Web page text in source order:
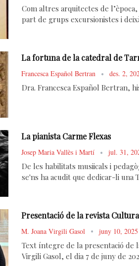
Com altres arquitectes de
part de grups excursionistes i
La fortuna de la catedral de
Francesca Español Bertran des. 2,
Dra. Francesca Español Bertran,
La pianista Carme Flexas
Josep Maria Vallès i Martí jul. 31,
De les habilitats musiicals i
se'ns ha acudit que dedicar-li una
Presentació de la revista
M. Joana Virgili Gasol juny 10, 2025
Text íntegre de la presentació de
Virgili Gasol, el dia 7 de juny de